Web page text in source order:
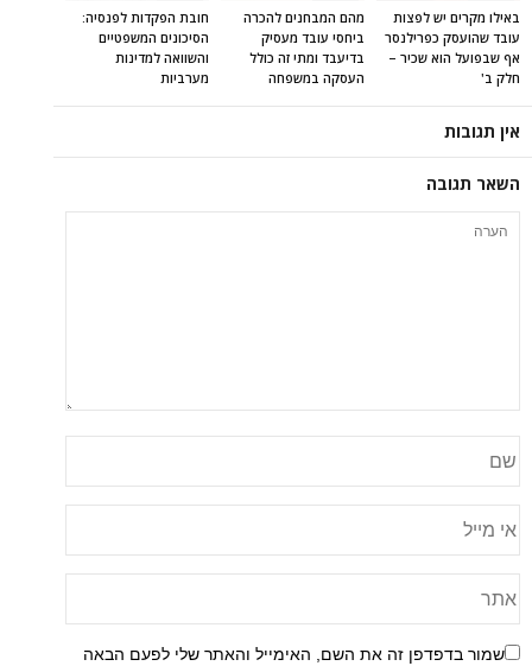
חובת הפקדות לפנסיה:
הסיכונים המשפטיים
והשוואה למדינות
מערביות
מהם המבחנים להכרה
ביחסי עובד מעסיק
בדיעבד ומתי זה כולל
העסקה במשפחה
באילו מקרים יש לפצות
עובד שהועסק כפרילנסר
אף שבפועל הוא שכיר –
חלק ב'
אין תגובות
השאר תגובה
שמור בדפדפן זה את השם, האימייל והאתר שלי לפעם הבאה